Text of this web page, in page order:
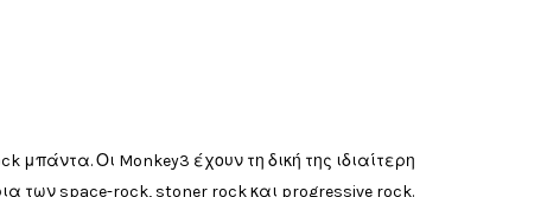
μπάντα. Οι Monkey3 έχουν τη δική της ιδιαίτερη
των space-rock, stoner rock και progressive rock.